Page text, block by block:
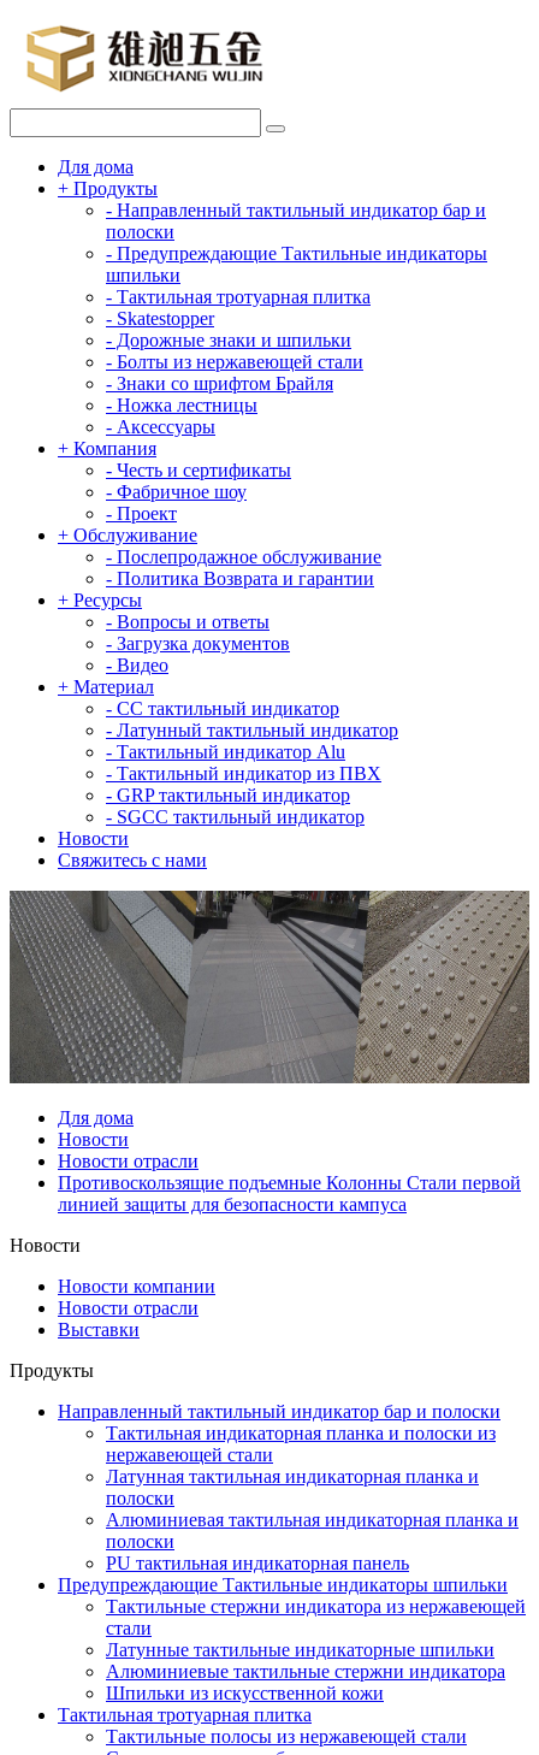
Для дома
+ Продукты
- Направленный тактильный индикатор бар и
полоски
- Предупреждающие Тактильные индикаторы
шпильки
- Тактильная тротуарная плитка
- Skatestopper
- Дорожные знаки и шпильки
- Болты из нержавеющей стали
- Знаки со шрифтом Брайля
- Ножка лестницы
- Аксессуары
+ Компания
- Честь и сертификаты
- Фабричное шоу
- Проект
+ Обслуживание
- Послепродажное обслуживание
- Политика Возврата и гарантии
+ Ресурсы
- Вопросы и ответы
- Загрузка документов
- Видео
+ Материал
- СС тактильный индикатор
- Латунный тактильный индикатор
- Тактильный индикатор Alu
- Тактильный индикатор из ПВХ
- GRP тактильный индикатор
- SGCC тактильный индикатор
Новости
Свяжитесь с нами
Для дома
Новости
Новости отрасли
Противоскользящие подъемные Колонны Стали первой
линией защиты для безопасности кампуса
Новости
Новости компании
Новости отрасли
Выставки
Продукты
Направленный тактильный индикатор бар и полоски
Тактильная индикаторная планка и полоски из
нержавеющей стали
Латунная тактильная индикаторная планка и
полоски
Алюминиевая тактильная индикаторная планка и
полоски
PU тактильная индикаторная панель
Предупреждающие Тактильные индикаторы шпильки
Тактильные стержни индикатора из нержавеющей
стали
Латунные тактильные индикаторные шпильки
Алюминиевые тактильные стержни индикатора
Шпильки из искусственной кожи
Тактильная тротуарная плитка
Тактильные полосы из нержавеющей стали